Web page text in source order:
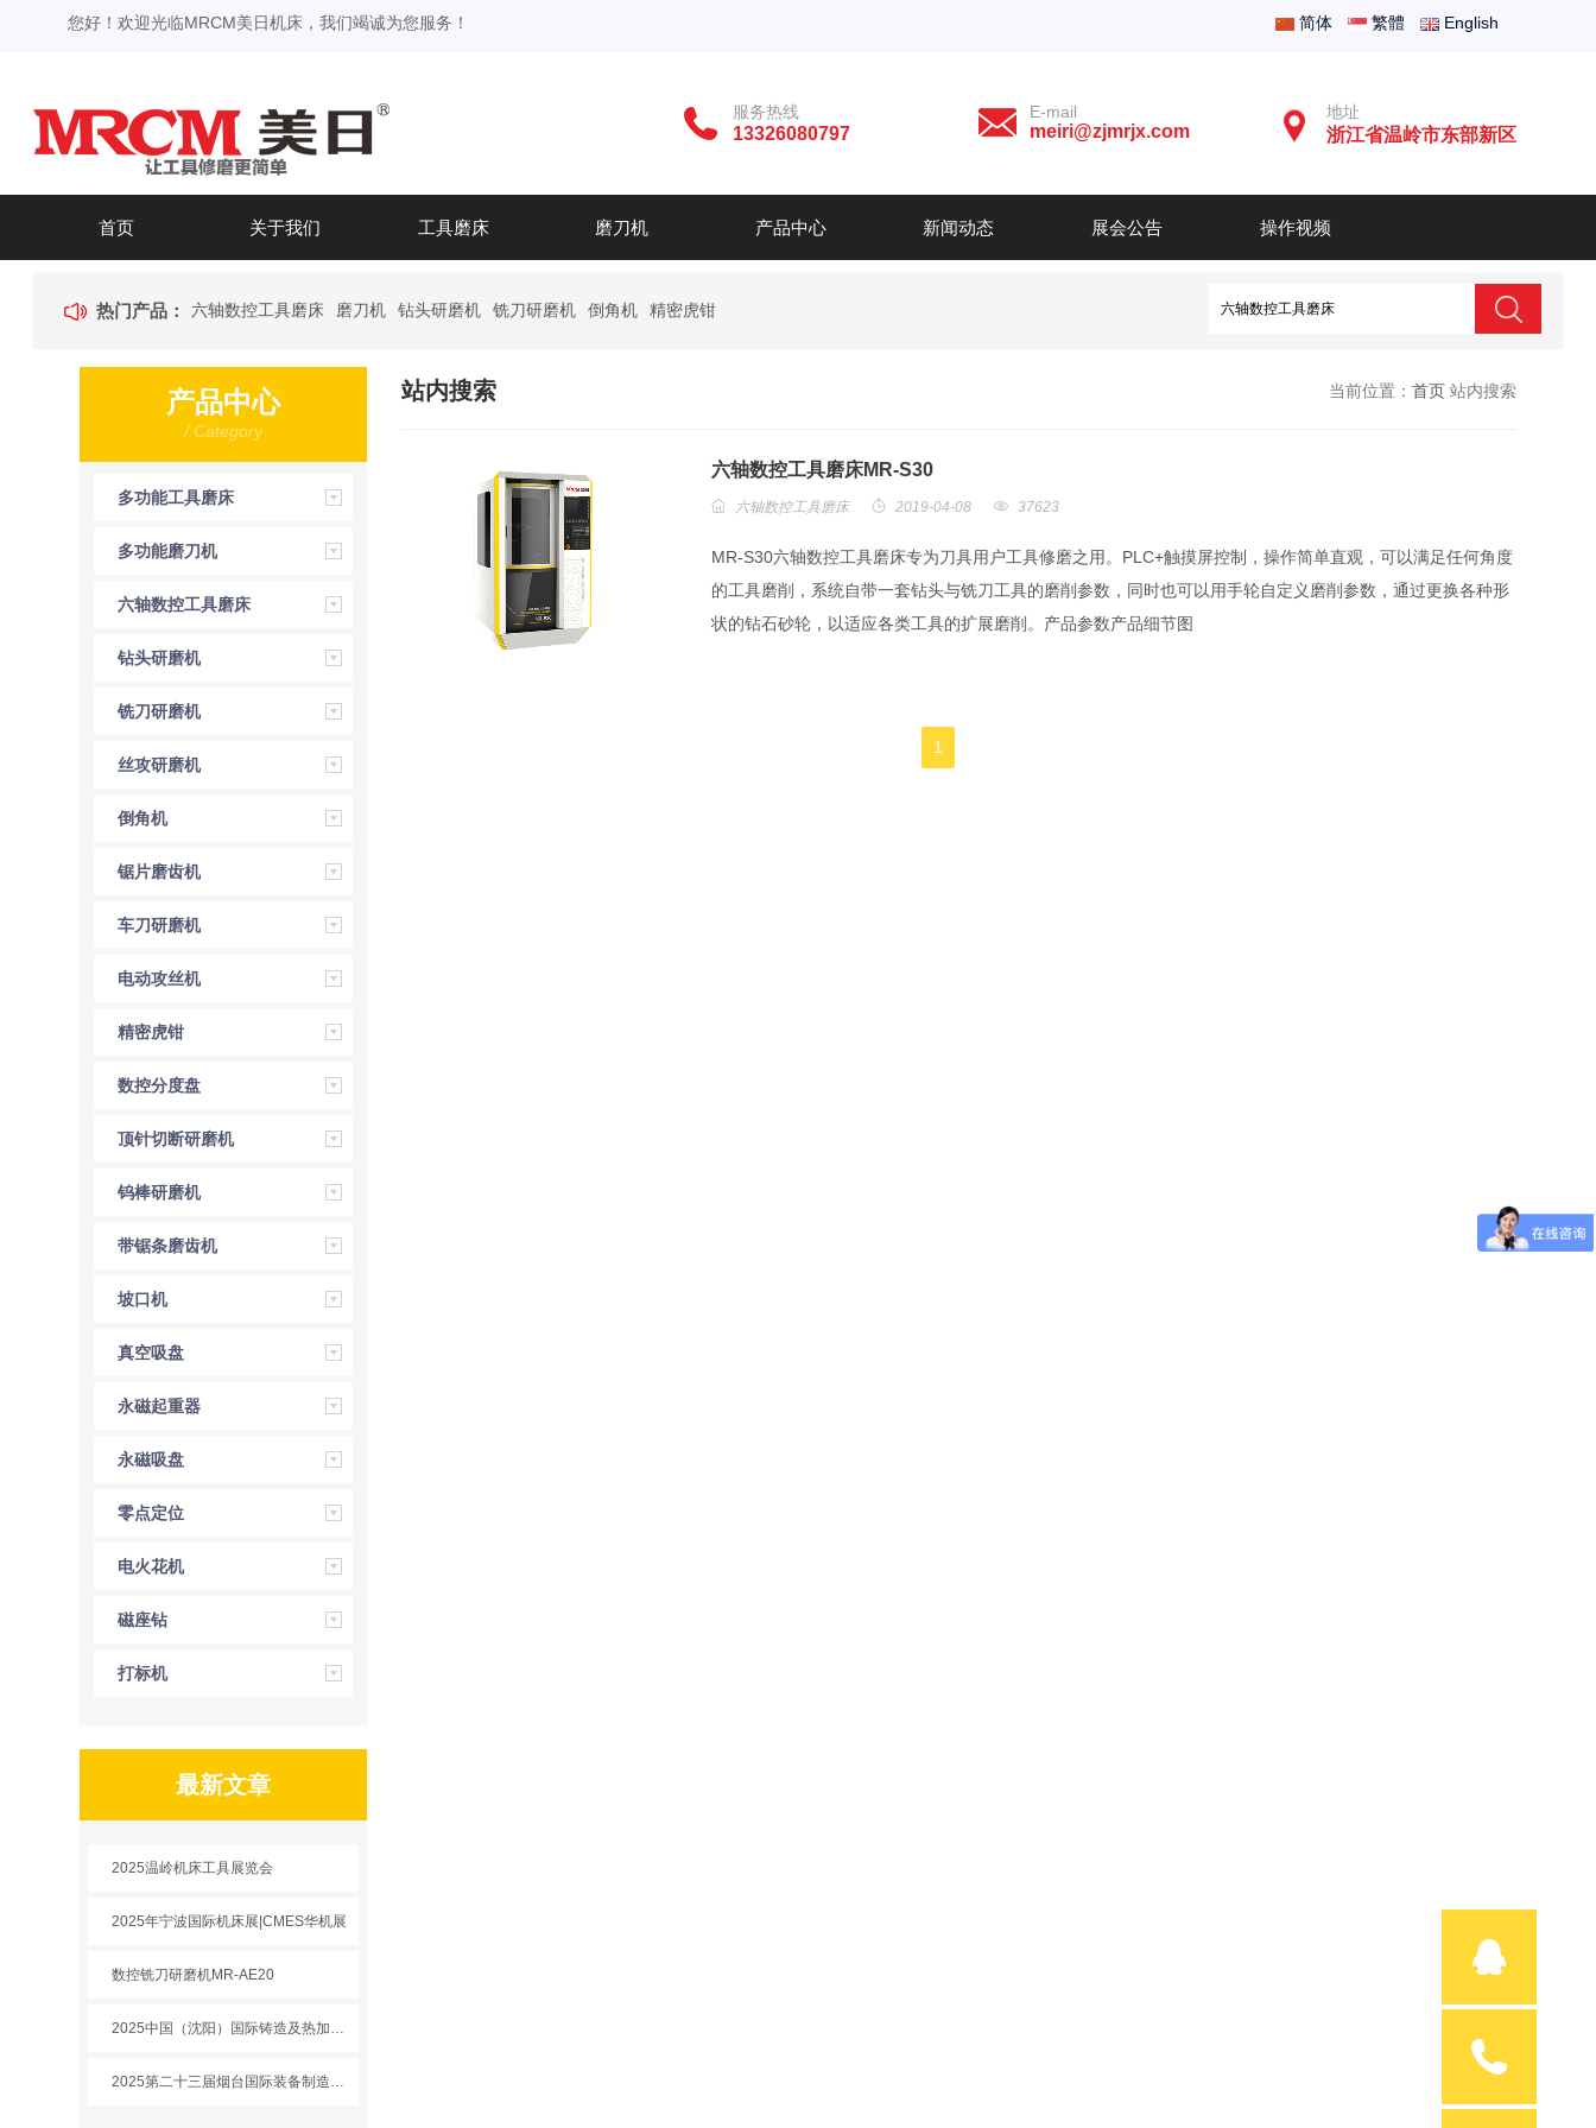
您好！欢迎光临MRCM美日机床，我们竭诚为您服务！ 简体 繁體 English
地址
浙江省温岭市东部新区
E-mail
meiri@zjmrjx.com
服务热线
13326080797
首页 关于我们 工具磨床 磨刀机 产品中心 新闻动态 展会公告 操作视频
热门产品： 六轴数控工具磨床 磨刀机 钻头研磨机 铣刀研磨机 倒角机 精密虎钳
产品中心
/ Category
多功能工具磨床
多功能磨刀机
六轴数控工具磨床
钻头研磨机
铣刀研磨机
丝攻研磨机
倒角机
锯片磨齿机
车刀研磨机
电动攻丝机
精密虎钳
数控分度盘
顶针切断研磨机
钨棒研磨机
带锯条磨齿机
坡口机
真空吸盘
永磁起重器
永磁吸盘
零点定位
电火花机
磁座钻
打标机
最新文章
2025温岭机床工具展览会
2025年宁波国际机床展|CMES华机展
数控铣刀研磨机MR-AE20
2025中国（沈阳）国际铸造及热加工展览会
2025第二十三届烟台国际装备制造业博览会
站内搜索 当前位置： 首页站内搜索
六轴数控工具磨床MR-S30
六轴数控工具磨床 2019-04-08 37623
MR-S30六轴数控工具磨床专为刀具用户工具修磨之用。PLC+触摸屏控制，操作简单直观，可以满足任何角度
的工具磨削，系统自带一套钻头与铣刀工具的磨削参数，同时也可以用手轮自定义磨削参数，通过更换各种形
状的钻石砂轮，以适应各类工具的扩展磨削。产品参数产品细节图
1